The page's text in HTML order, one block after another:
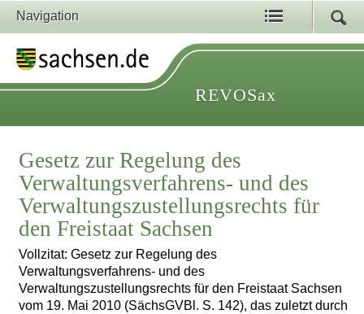
Navigation
REVOSax
Gesetz zur Regelung des
Verwaltungsverfahrens- und des
Verwaltungszustellungsrechts für
den Freistaat Sachsen
Vollzitat: Gesetz zur Regelung des
Verwaltungsverfahrens- und des
Verwaltungszustellungsrechts für den Freistaat Sachsen
vom 19. Mai 2010 (SächsGVBl. S. 142), das zuletzt durch